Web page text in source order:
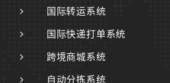
国际转运系统
国际快递打单系统
跨境商城系统
自动分拣系统